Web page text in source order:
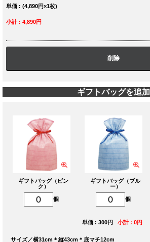
単価 : (4,890円×1枚)
小計 : 4,890円
削除
ギフトバッグを追加
ギフトバッグ（ピン
ク）
個
ギフトバッグ（ブル
ー）
個
単価 : 300円 小計 : 0円
サイズ／横31cm＊縦43cm＊底マチ12cm